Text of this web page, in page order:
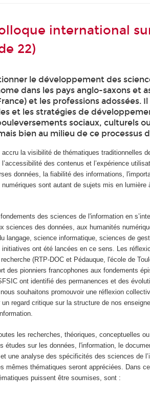
international
22)
le développement des
dans les pays anglo-saxons et
et les professions adossées.
et les stratégies de
sociaux, culturels
bien au milieu de ce processus
accru la visibilité de thématiques traditionnelles
des contenus et l’expérience
données, la fiabilité des informations,
sont autant de sujets mis en lumière
des sciences de l'information en
sciences des données, aux humanités
langage, science informatique, sciences de
ont été lancées en ce sens. Les
(RTP-DOC et Pédauque, l'école de
des pionniers francophones aux fondements
ont identifié des permanences et des
souhaitons promouvoir une réflexion
regard critique sur la structure de nos
les recherches, théoriques, conceptuelles
études sur les données, l'information, le
une analyse des spécificités des sciences de
mêmes thématiques seront appréciées. Dans
puissent être soumises, sont :